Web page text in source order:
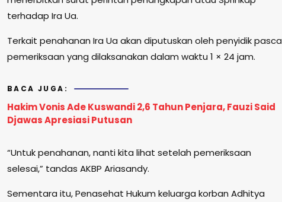
terhadap Ira Ua.
Terkait penahanan Ira Ua akan diputuskan oleh penyidik pasca
pemeriksaan yang dilaksanakan dalam waktu 1 × 24 jam.
BACA JUGA:
Hakim Vonis Ade Kuswandi 2,6 Tahun Penjara, Fauzi Said
Djawas Apresiasi Putusan
“Untuk penahanan, nanti kita lihat setelah pemeriksaan
selesai,” tandas AKBP Ariasandy.
Sementara itu, Penasehat Hukum keluarga korban Adhitya